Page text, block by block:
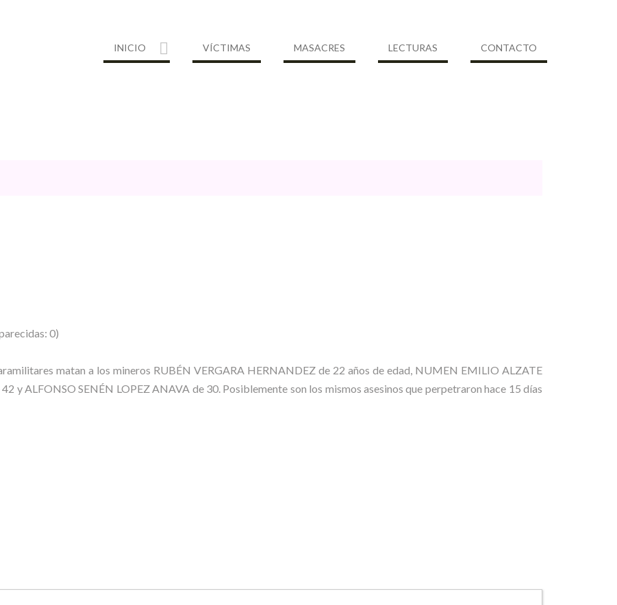
INICIO VÍCTIMAS MASACRES LECTURAS CONTACTO
0)
matan a los mineros RUBÉN VERGARA HERNANDEZ de 22 años de edad, NUMEN EMILIO ALZATE
y ALFONSO SENÉN LOPEZ ANAVA de 30. Posiblemente son los mismos asesinos que perpetraron hace 15 días